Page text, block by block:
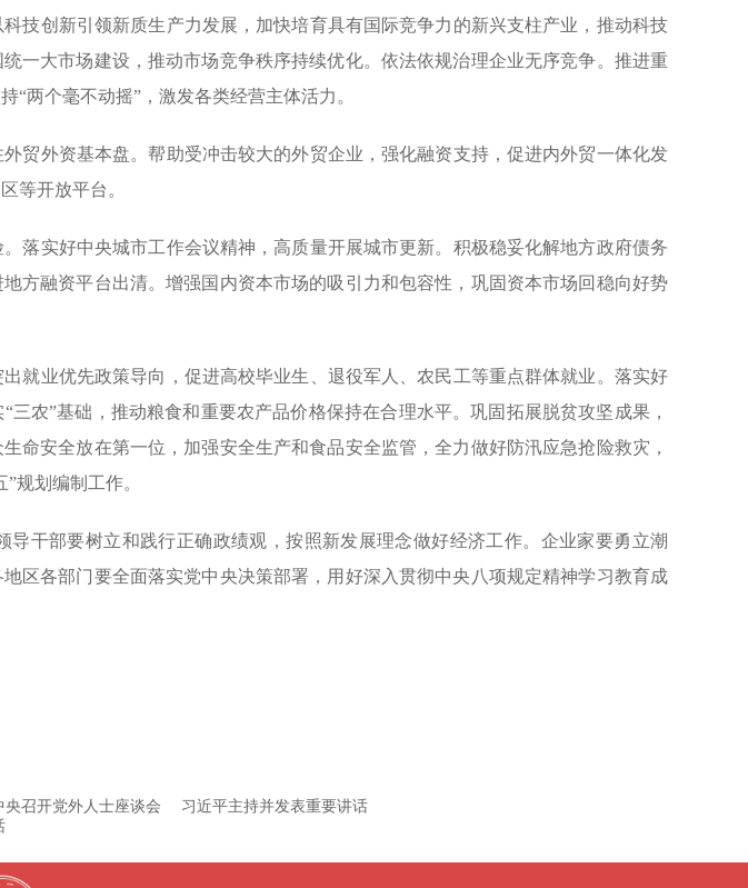
创新引领新质生产力发展，加快培育具有国际竞争力的新兴支柱产业，推动科技
一大市场建设，推动市场竞争秩序持续优化。依法依规治理企业无序竞争。推进重
“两个毫不动摇”，激发各类经营主体活力。
外资基本盘。帮助受冲击较大的外贸企业，强化融资支持，促进内外贸一体化发
等开放平台。
实好中央城市工作会议精神，高质量开展城市更新。积极稳妥化解地方政府债务
方融资平台出清。增强国内资本市场的吸引力和包容性，巩固资本市场回稳向好势
业优先政策导向，促进高校毕业生、退役军人、农民工等重点群体就业。落实好
农”基础，推动粮食和重要农产品价格保持在合理水平。巩固拓展脱贫攻坚成果，
命安全放在第一位，加强安全生产和食品安全监管，全力做好防汛应急抢险救灾，
规划编制工作。
部要树立和践行正确政绩观，按照新发展理念做好经济工作。企业家要勇立潮
区各部门要全面落实党中央决策部署，用好深入贯彻中央八项规定精神学习教育成
召开党外人士座谈会 习近平主持并发表重要讲话